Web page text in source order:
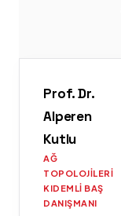
Prof. Dr.
Alperen
Kutlu
AĞ
TOPOLOJILERI
KIDEMLI BAŞ
DANIŞMANI